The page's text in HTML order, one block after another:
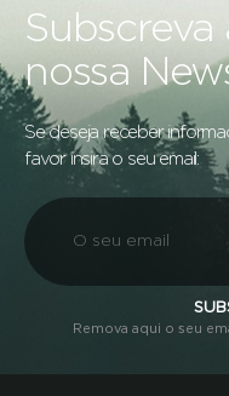
Subscreva
nossa
Se deseja receber
favor insira o seu email:
Remova aqui o seu